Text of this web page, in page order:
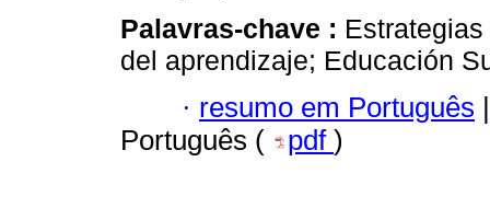
Palavras-chave :
del aprendizaje; Educación
· resumo em Português |
Português (
pdf )